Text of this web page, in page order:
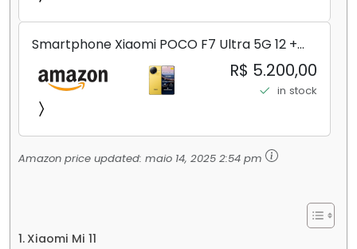
Smartphone Xiaomi POCO F7 Ultra 5G 12 +
256GB/16+512GB Processador Snapdragon 8
Elite Top de Linha Chip VisionBoost D7 para
Jogos Pesados Tela Flow AMOLED 2K...
R$ 5.200,00
in stock
Amazon price updated: maio 14, 2025 2:54 pm
Xiaomi Mi 11